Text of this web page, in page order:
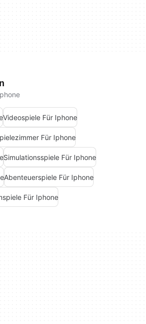
Videospiele Für Iphone
Für Iphone
Simulationsspiele Für Iphone
Abenteuerspiele Für Iphone
Für Iphone